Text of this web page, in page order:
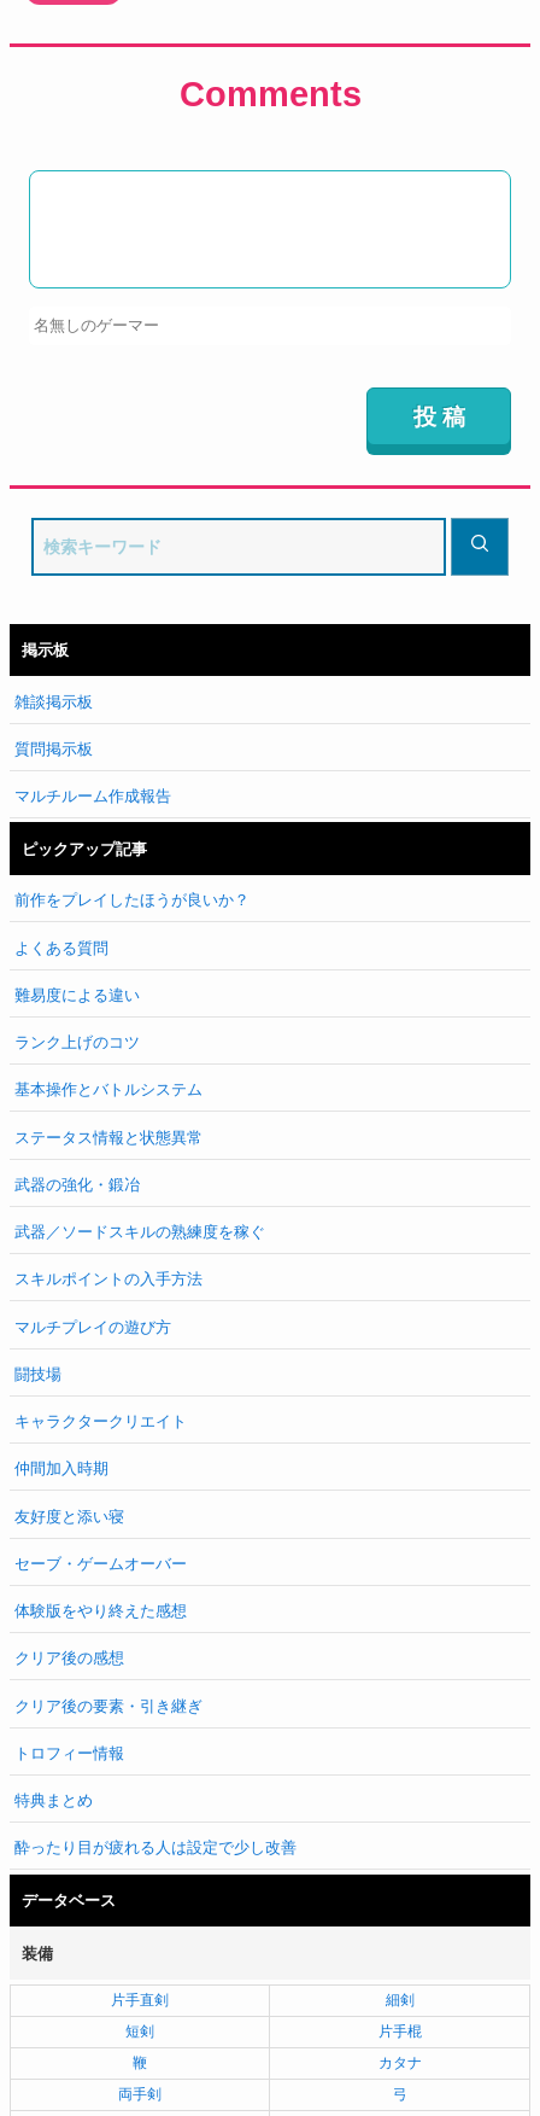
Comments
掲示板
雑談掲示板
質問掲示板
マルチルーム作成報告
ピックアップ記事
前作をプレイしたほうが良いか？
よくある質問
難易度による違い
ランク上げのコツ
基本操作とバトルシステム
ステータス情報と状態異常
武器の強化・鍛冶
武器／ソードスキルの熟練度を稼ぐ
スキルポイントの入手方法
マルチプレイの遊び方
闘技場
キャラクタークリエイト
仲間加入時期
友好度と添い寝
セーブ・ゲームオーバー
体験版をやり終えた感想
クリア後の感想
クリア後の要素・引き継ぎ
トロフィー情報
特典まとめ
酔ったり目が疲れる人は設定で少し改善
データベース
装備
片手直剣
細剣
短剣
片手棍
鞭
カタナ
両手剣
弓